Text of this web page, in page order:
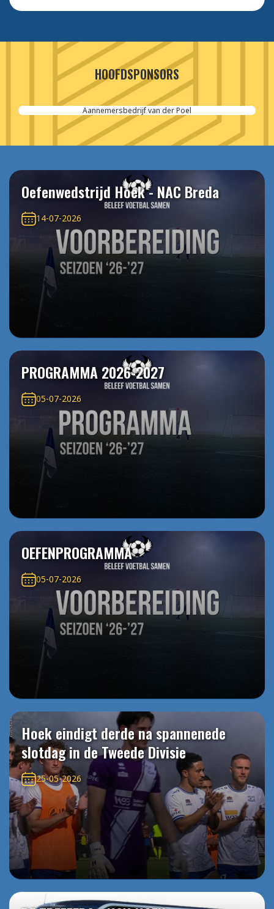
HOOFDSPONSORS
Aannemersbedrijf van der Poel
Oefenwedstrijd Hoek - NAC Breda
14-07-2026
PROGRAMMA 2026-2027
05-07-2026
OEFENPROGRAMMA
05-07-2026
Hoek eindigt derde na spannenede
slotdag in de Tweede Divisie
25-05-2026